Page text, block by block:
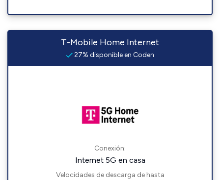
T-Mobile Home Internet
27% disponible en Coden
Conexión:
Internet 5G en casa
Velocidades de descarga de hasta